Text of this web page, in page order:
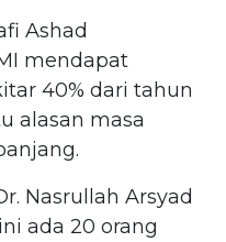
Ashad
mendapat
40% dari tahun
alasan masa
Nasrullah Arsyad
ada 20 orang